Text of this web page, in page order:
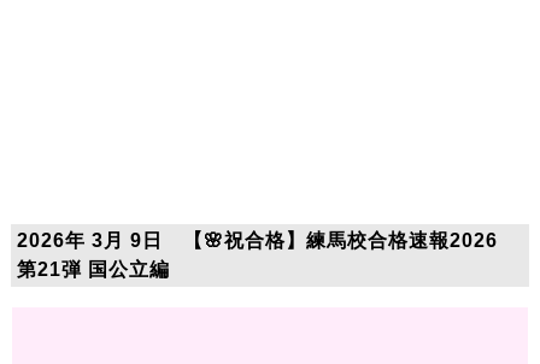
2026年 3月 9日 【🌸祝合格】練馬校合格速報2026
第21弾 国公立編